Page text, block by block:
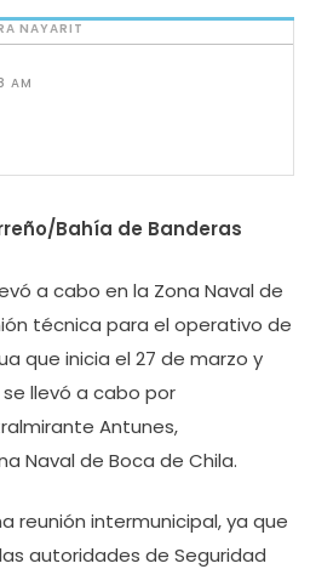
NAYARIT
AM
Bahía de Banderas
a cabo en la Zona Naval de
técnica para el operativo de
que inicia el 27 de marzo y
se llevó a cabo por
Antunes,
Naval de Boca de Chila.
reunión intermunicipal, ya que
autoridades de Seguridad